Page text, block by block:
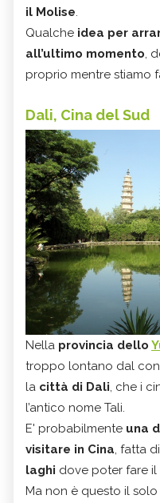
il Molise.
Qualche idea per
all’ultimo momento,
proprio mentre stiamo
Dali, Cina del Sud
Nella provincia dello
troppo lontano dal
la città di Dali, che i
l’antico nome Tali.
E' probabilmente una
visitare in Cina, fatta di
laghi dove poter fare il
Ma non è questo il solo